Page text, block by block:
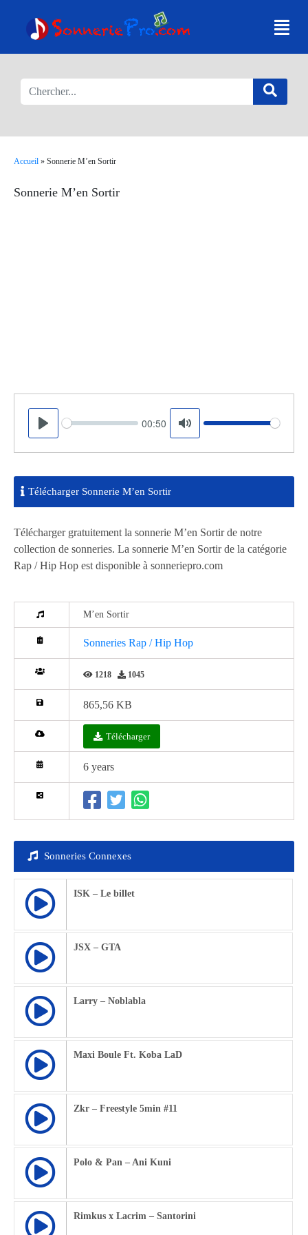
Accueil » Sonnerie M’en Sortir
Sonnerie M’en Sortir
Play
Seek 00:50
Mute
Volume
Télécharger Sonnerie M’en Sortir
Télécharger gratuitement la sonnerie M’en Sortir de notre
collection de sonneries. La sonnerie M’en Sortir de la catégorie
Rap / Hip Hop est disponible à sonneriepro.com
M’en Sortir
Sonneries Rap / Hip Hop
1218 1045
865,56 KB
Télécharger
6 years
Sonneries Connexes
ISK – Le billet
JSX – GTA
Larry – Noblabla
Maxi Boule Ft. Koba LaD
Zkr – Freestyle 5min #11
Polo & Pan – Ani Kuni
Rimkus x Lacrim – Santorini